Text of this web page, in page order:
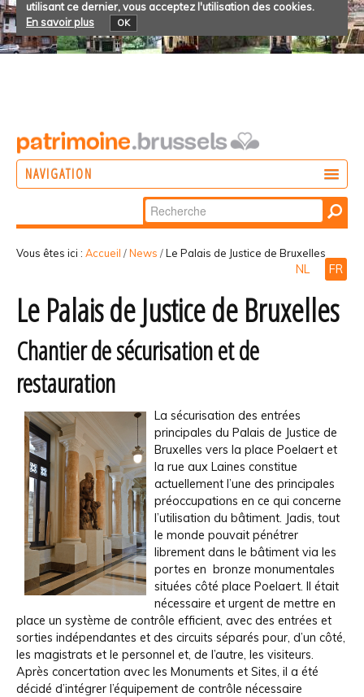
utilisant ce dernier, vous acceptez l'utilisation des cookies.
En savoir plus
OK
NAVIGATION
Chercher par
Recherche
avancée…
Vous êtes ici : Accueil /News /Le Palais de Justice de Bruxelles
NL FR
Le Palais de Justice de Bruxelles
Chantier de sécurisation et de
restauration
La sécurisation des entrées
principales du Palais de Justice de
Bruxelles vers la place Poelaert et
la rue aux Laines constitue
actuellement l’une des principales
préoccupations en ce qui concerne
l’utilisation du bâtiment. Jadis, tout
le monde pouvait pénétrer
librement dans le bâtiment via les
portes en bronze monumentales
situées côté place Poelaert. Il était
nécessaire et urgent de mettre en
place un système de contrôle efficient, avec des entrées et
sorties indépendantes et des circuits séparés pour, d’un côté,
les magistrats et le personnel et, de l’autre, les visiteurs.
Après concertation avec les Monuments et Sites, il a été
décidé d’intégrer l’équipement de contrôle nécessaire